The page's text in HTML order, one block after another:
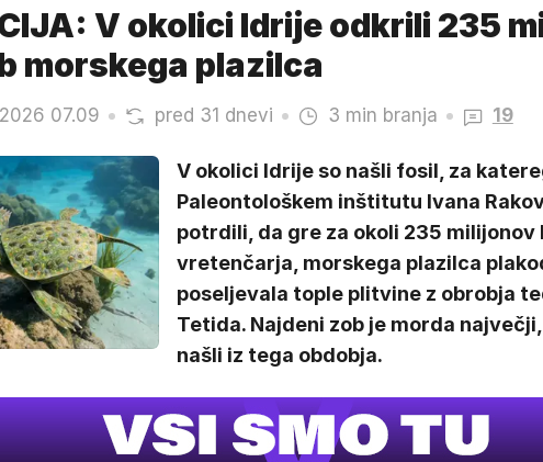
V okolici Idrije odkrili 235
morskega plazilca
07.09 pred 31 dnevi 3 min branja 19
V okolici Idrije so našli fosil, za
Paleontološkem inštitutu Ivana
potrdili, da gre za okoli 235 milijonov
vretenčarja, morskega plazilca
poseljevala tople plitvine z obrobja
Tetida. Najdeni zob je morda
našli iz tega obdobja.